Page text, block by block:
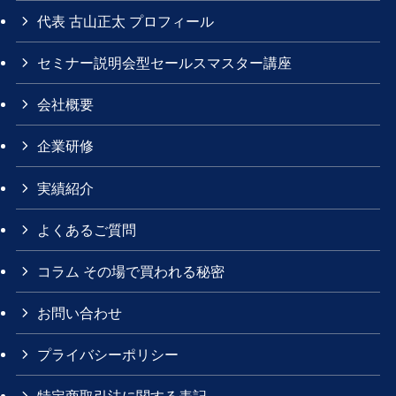
代表 古山正太 プロフィール
セミナー説明会型セールスマスター講座
会社概要
企業研修
実績紹介
よくあるご質問
コラム その場で買われる秘密
お問い合わせ
プライバシーポリシー